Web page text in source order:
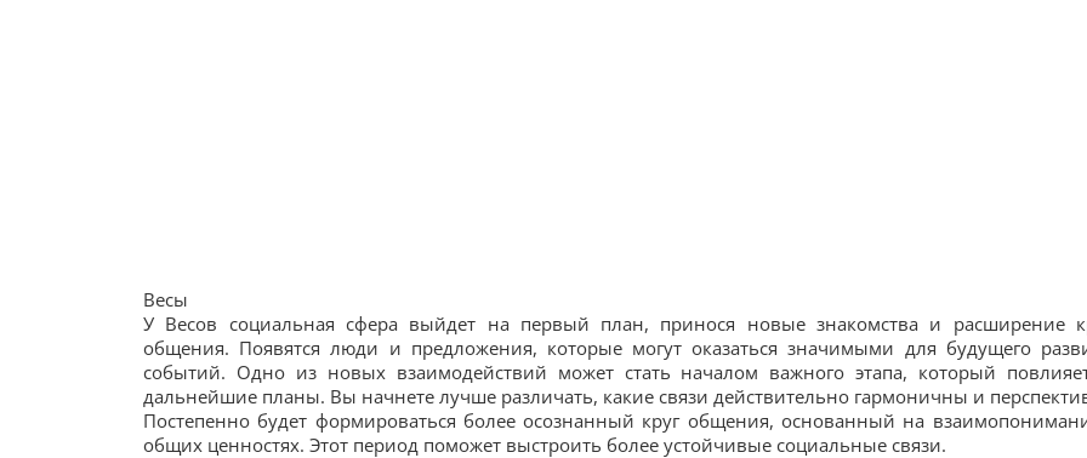
Весы
У Весов социальная сфера выйдет на первый план, принося новые знакомства и расширение
общения. Появятся люди и предложения, которые могут оказаться значимыми для будущего
событий. Одно из новых взаимодействий может стать началом важного этапа, который
дальнейшие планы. Вы начнете лучше различать, какие связи действительно гармоничны и
Постепенно будет формироваться более осознанный круг общения, основанный на
общих ценностях. Этот период поможет выстроить более устойчивые социальные связи.